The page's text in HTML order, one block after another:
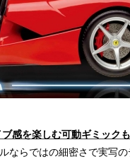
感を楽しむ可動ギミックも
ならではの細密さで実写